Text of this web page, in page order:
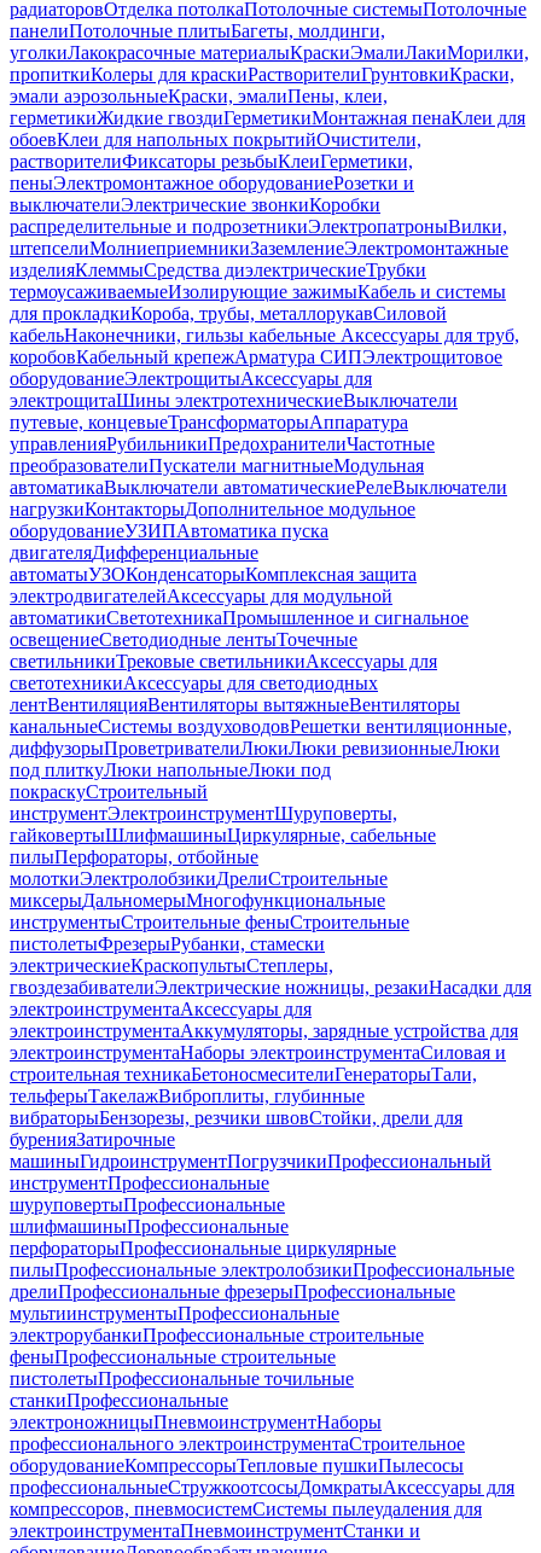
радиаторовОтделка потолкаПотолочные системыПотолочные
панелиПотолочные плитыБагеты, молдинги,
уголкиЛакокрасочные материалыКраскиЭмалиЛакиМорилки,
пропиткиКолеры для краскиРастворителиГрунтовкиКраски,
эмали аэрозольныеКраски, эмалиПены, клеи,
герметикиЖидкие гвоздиГерметикиМонтажная пенаКлеи для
обоевКлеи для напольных покрытийОчистители,
растворителиФиксаторы резьбыКлеиГерметики,
пеныЭлектромонтажное оборудованиеРозетки и
выключателиЭлектрические звонкиКоробки
распределительные и подрозетникиЭлектропатроныВилки,
штепселиМолниеприемникиЗаземлениеЭлектромонтажные
изделияКлеммыСредства диэлектрическиеТрубки
термоусаживаемыеИзолирующие зажимыКабель и системы
для прокладкиКороба, трубы, металлорукавСиловой
кабельНаконечники, гильзы кабельные Аксессуары для труб,
коробовКабельный крепежАрматура СИПЭлектрощитовое
оборудованиеЭлектрощитыАксессуары для
электрощитаШины электротехническиеВыключатели
путевые, концевыеТрансформаторыАппаратура
управленияРубильникиПредохранителиЧастотные
преобразователиПускатели магнитныеМодульная
автоматикаВыключатели автоматическиеРелеВыключатели
нагрузкиКонтакторыДополнительное модульное
оборудованиеУЗИПАвтоматика пуска
двигателяДифференциальные
автоматыУЗОКонденсаторыКомплексная защита
электродвигателейАксессуары для модульной
автоматикиСветотехникаПромышленное и сигнальное
освещениеСветодиодные лентыТочечные
светильникиТрековые светильникиАксессуары для
светотехникиАксессуары для светодиодных
лентВентиляцияВентиляторы вытяжныеВентиляторы
канальныеСистемы воздуховодовРешетки вентиляционные,
диффузорыПроветривателиЛюкиЛюки ревизионныеЛюки
под плиткуЛюки напольныеЛюки под
покраскуСтроительный
инструментЭлектроинструментШуруповерты,
гайковертыШлифмашиныЦиркулярные, сабельные
пилыПерфораторы, отбойные
молоткиЭлектролобзикиДрелиСтроительные
миксерыДальномерыМногофункциональные
инструментыСтроительные феныСтроительные
пистолетыФрезерыРубанки, стамески
электрическиеКраскопультыСтеплеры,
гвоздезабивателиЭлектрические ножницы, резакиНасадки для
электроинструментаАксессуары для
электроинструментаАккумуляторы, зарядные устройства для
электроинструментаНаборы электроинструментаСиловая и
строительная техникаБетоносмесителиГенераторыТали,
тельферыТакелажВиброплиты, глубинные
вибраторыБензорезы, резчики швовСтойки, дрели для
буренияЗатирочные
машиныГидроинструментПогрузчикиПрофессиональный
инструментПрофессиональные
шуруповертыПрофессиональные
шлифмашиныПрофессиональные
перфораторыПрофессиональные циркулярные
пилыПрофессиональные электролобзикиПрофессиональные
дрелиПрофессиональные фрезерыПрофессиональные
мультиинструментыПрофессиональные
электрорубанкиПрофессиональные строительные
феныПрофессиональные строительные
пистолетыПрофессиональные точильные
станкиПрофессиональные
электроножницыПневмоинструментНаборы
профессионального электроинструментаСтроительное
оборудованиеКомпрессорыТепловые пушкиПылесосы
профессиональныеСтружкоотсосыДомкратыАксессуары для
компрессоров, пневмосистемСистемы пылеудаления для
электроинструментаПневмоинструментСтанки и